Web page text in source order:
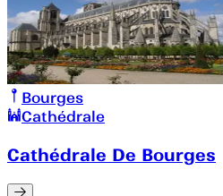
Bourges
Cathédrale
Cathédrale De Bourges